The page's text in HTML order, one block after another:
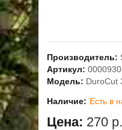
АКЦИИ
Производитель:
Артикул:
Модель: DuroCut
Наличие: Есть в
Цена: 270 р.